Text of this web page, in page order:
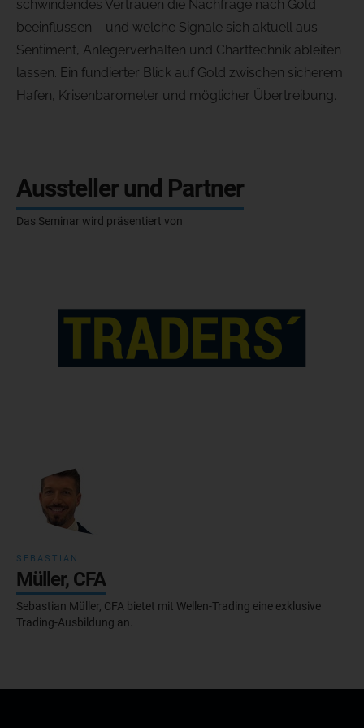
schwindendes Vertrauen die Nachfrage nach Gold
beeinflussen – und welche Signale sich aktuell aus
Sentiment, Anlegerverhalten und Charttechnik ableiten
lassen. Ein fundierter Blick auf Gold zwischen sicherem
Hafen, Krisenbarometer und möglicher Übertreibung.
Aussteller und Partner
Das Seminar wird präsentiert von
SEBASTIAN
Müller, CFA
Sebastian Müller, CFA bietet mit Wellen-Trading eine exklusive
Trading-Ausbildung an.